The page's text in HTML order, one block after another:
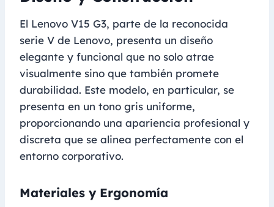
El Lenovo V15 G3, parte de la reconocida
serie V de Lenovo, presenta un diseño
elegante y funcional que no solo atrae
visualmente sino que también promete
durabilidad. Este modelo, en particular, se
presenta en un tono gris uniforme,
proporcionando una apariencia profesional y
discreta que se alinea perfectamente con el
entorno corporativo.
Materiales y Ergonomía